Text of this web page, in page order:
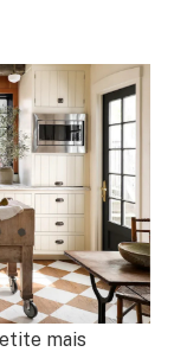
mais